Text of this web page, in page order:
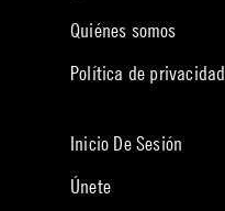
Quiénes somos
Política de privacidad
Inicio De Sesión
Únete